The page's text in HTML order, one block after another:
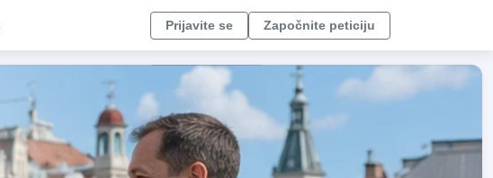
Prijavite se Započnite peticiju